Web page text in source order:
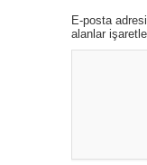
E-posta
alanlar